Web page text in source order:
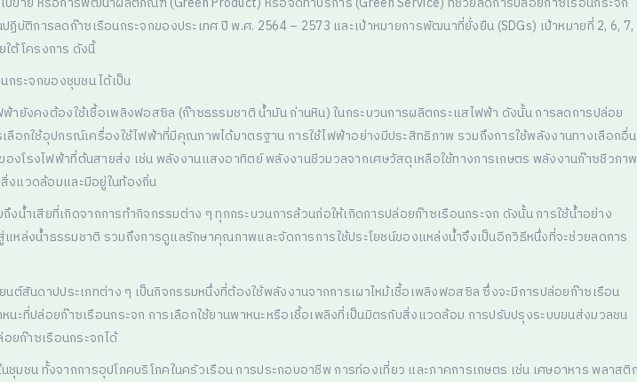
ติการลดก๊าซเรือนกระจกของประเทศ ปี พ.ศ. 2564 – 2573 และเป้าหมายการพัฒนาที่ยั่งยืน (SDGs) เป้าหมายที่ 2, 6, 7,
ใต้โครงการ ดังนี้
กระจกของชุมชน ได้เป็น
ยังคงต้องใช้เชื้อเพลิงฟอสซิล (ก๊าซธรรมชาติ น้ำมัน ถ่านหิน) ในกระบวนการผลิตกระแสไฟฟ้า ดังนั้น การลดการปล่อย
ลือกใช้อุปกรณ์เครื่องใช้ไฟฟ้าที่มีคุณภาพได้มาตรฐาน การใช้ไฟฟ้าอย่างมีประสิทธิภาพ รวมถึงการใช้พลังงานทางเลือกอื่น
โรงไฟฟ้าที่ต้นสายส่ง เช่น พลังงานแสงอาทิตย์ พลังงานชีวมวลจากเศษวัสดุเหลือใช้ทางการเกษตร พลังงานก๊าซชีวภาพ
งแวดล้อมและมีอยู่ในท้องถิ่น
ำเสียที่เกิดจากการทำกิจกรรมต่าง ๆ ทุกกระบวนการล้วนก่อให้เกิดการปล่อยก๊าซเรือนกระจก ดังนั้น การใช้น้ำอย่าง
งน้ำธรรมชาติ รวมถึงการดูแลรักษาคุณภาพและจัดการการใช้ประโยชน์ของแหล่งน้ำจึงเป็นอีกวิธีหนึ่งที่จะช่วยลดการ
สันดาปประเภทต่าง ๆ เป็นกิจกรรมหนึ่งที่ต้องใช้พลังงานจากการเผาไหม้เชื้อเพลิงฟอสซิล ซึ่งจะมีการปล่อยก๊าซเรือน
ะที่ปล่อยก๊าซเรือนกระจก การเลือกใช้ยานพาหนะหรือเชื้อเพลิงที่เป็นมิตรกับสิ่งแวดล้อม การปรับปรุงระบบขนส่งมวลชน
ยก๊าซเรือนกระจกได้
มชน ทั้งจากการอุปโภคบริโภคในครัวเรือน การประกอบอาชีพ การท่องเที่ยว และภาคการเกษตร เช่น เศษอาหาร พลาสติ